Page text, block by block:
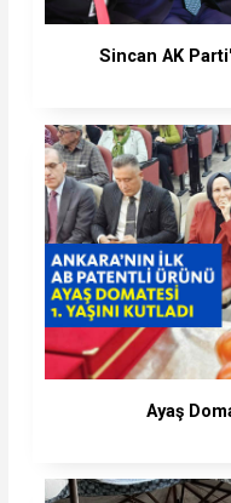
Sincan AK
Ayaş